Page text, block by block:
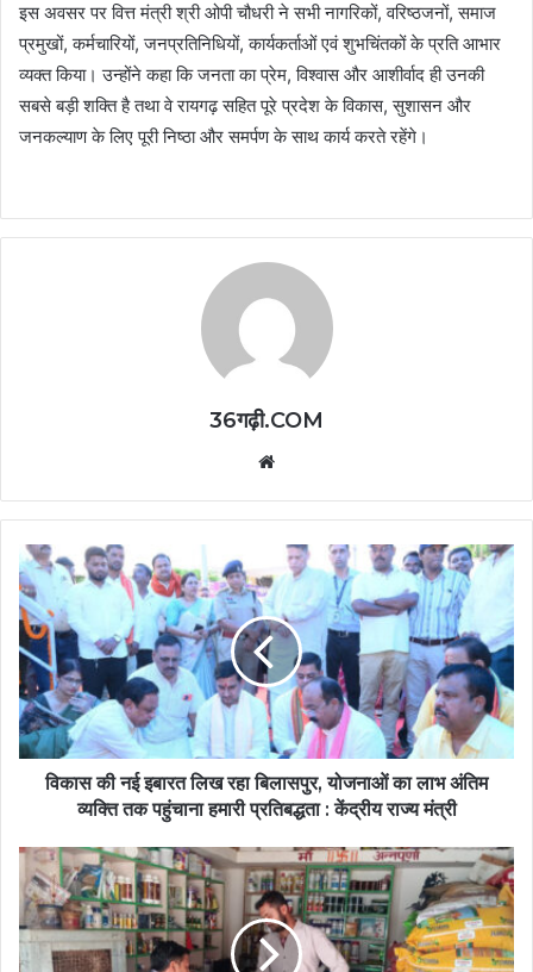
इस अवसर पर वित्त मंत्री श्री ओपी चौधरी ने सभी नागरिकों, वरिष्ठजनों, समाज
प्रमुखों, कर्मचारियों, जनप्रतिनिधियों, कार्यकर्ताओं एवं शुभचिंतकों के प्रति आभार
व्यक्त किया। उन्होंने कहा कि जनता का प्रेम, विश्वास और आशीर्वाद ही उनकी
सबसे बड़ी शक्ति है तथा वे रायगढ़ सहित पूरे प्रदेश के विकास, सुशासन और
जनकल्याण के लिए पूरी निष्ठा और समर्पण के साथ कार्य करते रहेंगे।
36गढ़ी.COM
विकास की नई इबारत लिख रहा बिलासपुर, योजनाओं का लाभ अंतिम
व्यक्ति तक पहुंचाना हमारी प्रतिबद्धता : केंद्रीय राज्य मंत्री